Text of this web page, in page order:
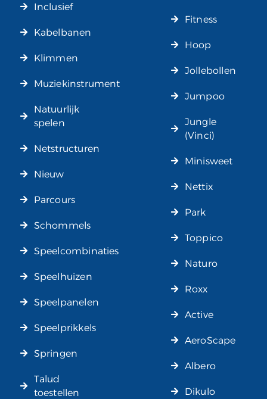
Inclusief
Kabelbanen
Klimmen
Muziekinstrument
Natuurlijk
spelen
Netstructuren
Nieuw
Parcours
Schommels
Speelcombinaties
Speelhuizen
Speelpanelen
Speelprikkels
Springen
Talud
toestellen
Fitness
Hoop
Jollebollen
Jumpoo
Jungle
(Vinci)
Minisweet
Nettix
Park
Toppico
Naturo
Roxx
Active
AeroScape
Albero
Dikulo